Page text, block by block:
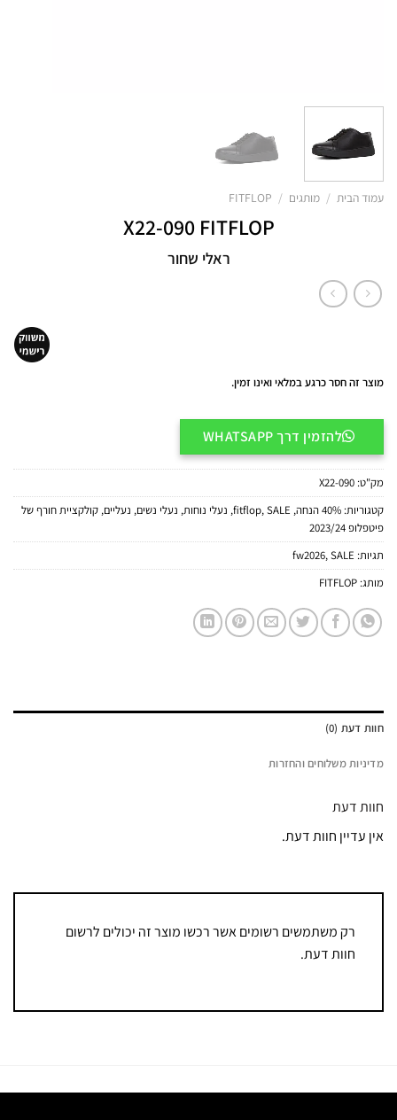
עמוד הבית / מותגים /
FITFLOP
X22-090 FITFLOP
ראלי שחור
מוצר זה חסר כרגע במלאי ואינו זמין.
להזמין דרך WHATSAPP
מק"ט: X22-090
קטגוריות: 40% הנחה ,
fitflop,SALE
, נעלי נוחות, נעלי נשים, נעליים, קולקציית חורף של
פיטפלופ 2023/24
תגיות:
fw2026,SALE
מותג: FITFLOP
חוות דעת (0)
מדיניות משלוחים והחזרות
חוות דעת
אין עדיין חוות דעת.
רק משתמשים רשומים אשר רכשו מוצר זה יכולים לרשום
חוות דעת.